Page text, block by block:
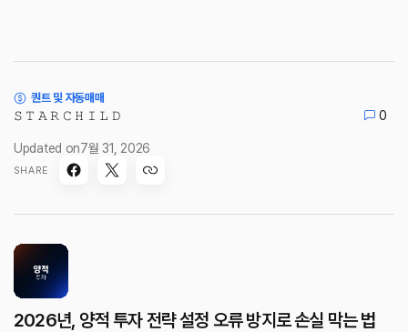
퀀트 및 자동매매
𝚂 𝚃 𝙰 𝚁 𝙲 𝙷 𝙸 𝙻 𝙳 0
Updated on7월 31, 2026
SHARE
2026년, 양적 투자 전략 설정 오류 방지로 손실 막는 법